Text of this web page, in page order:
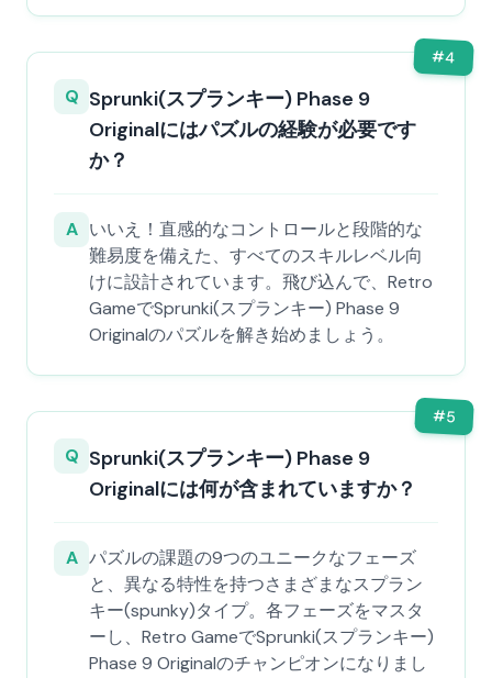
#4
Q Sprunki(スプランキー) Phase 9
Originalにはパズルの経験が必要です
か？
A いいえ！直感的なコントロールと段階的な
難易度を備えた、すべてのスキルレベル向
けに設計されています。飛び込んで、Retro
GameでSprunki(スプランキー) Phase 9
Originalのパズルを解き始めましょう。
#5
Q Sprunki(スプランキー) Phase 9
Originalには何が含まれていますか？
A パズルの課題の9つのユニークなフェーズ
と、異なる特性を持つさまざまなスプラン
キー(spunky)タイプ。各フェーズをマスタ
ーし、Retro GameでSprunki(スプランキー)
Phase 9 Originalのチャンピオンになりまし